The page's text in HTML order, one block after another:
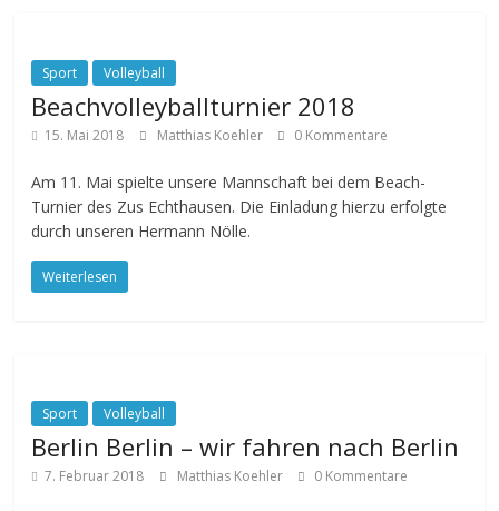
Sport Volleyball
Beachvolleyballturnier 2018
15. Mai 2018 Matthias Koehler 0 Kommentare
Am 11. Mai spielte unsere Mannschaft bei dem Beach-
Turnier des Zus Echthausen. Die Einladung hierzu erfolgte
durch unseren Hermann Nölle.
Weiterlesen
Sport Volleyball
Berlin Berlin – wir fahren nach Berlin
7. Februar 2018 Matthias Koehler 0 Kommentare